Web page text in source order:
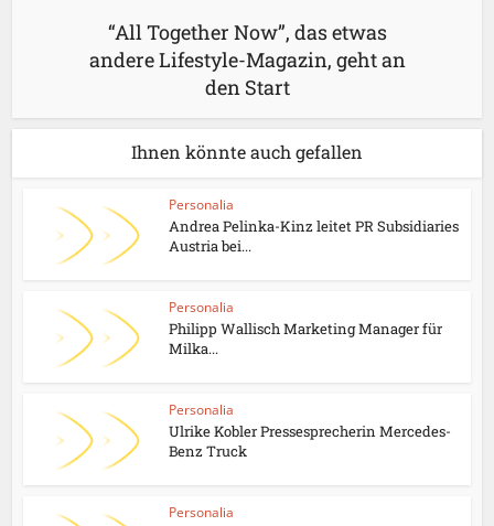
“All Together Now”, das etwas
andere Lifestyle-Magazin, geht an
den Start
Ihnen könnte auch gefallen
Personalia
Andrea Pelinka-Kinz leitet PR Subsidiaries
Austria bei...
Personalia
Philipp Wallisch Marketing Manager für
Milka...
Personalia
Ulrike Kobler Pressesprecherin Mercedes-
Benz Truck
Personalia